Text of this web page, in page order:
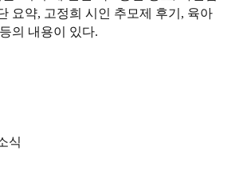
요약, 고정희 시인 추모제 후기, 육아
의 내용이 있다.
식